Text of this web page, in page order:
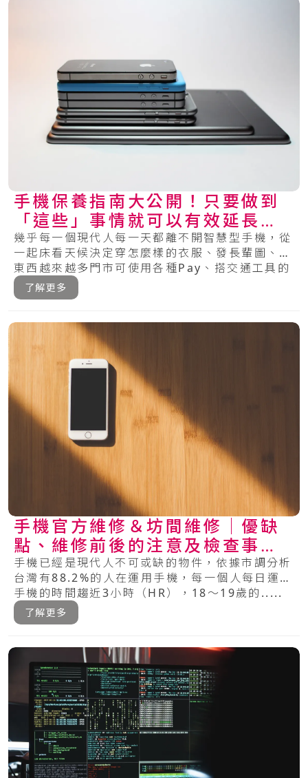
手機保養指南大公開！只要做到
「這些」事情就可以有效延長手
機的壽命～
幾乎每一個現代人每一天都離不開智慧型手機，從
一起床看天候決定穿怎麼樣的衣服、發長輩圖、買
東西越來越多門市可使用各種Pay、搭交通工具的
時.....
了解更多
手機官方維修＆坊間維修│優缺
點、維修前後的注意及檢查事項
總整理
手機已經是現代人不可或缺的物件，依據市調分析
台灣有88.2%的人在運用手機，每一個人每日運用
手機的時間趨近3小時（HR），18～19歲的.....
了解更多